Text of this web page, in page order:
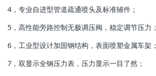
4，专业自进型管道疏通喷头及标准辅件；
5，高性能旁路控制无极调压阀，稳定调节压力；
6，工业型设计加固钢结构，表面喷塑金属车架；
7，双显示全钢压力表，压力显示一目了然；